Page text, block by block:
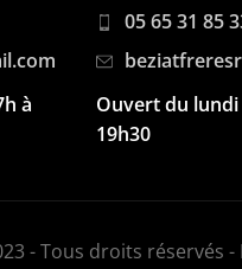
à
05 65 31 85
Ouvert du lundi
19h30
- Tous droits réservés -